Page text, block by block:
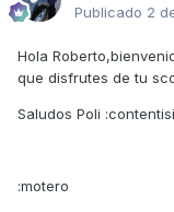
Publicado 2
Hola
que disfrutes de tu
Saludos Poli
:motero